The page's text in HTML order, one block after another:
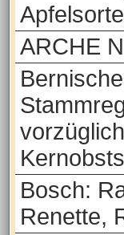
ARCHE
Bosch:
Renette,